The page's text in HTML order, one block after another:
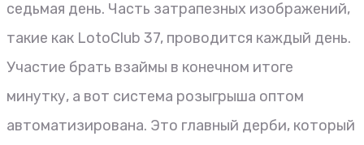
седьмая день. Часть затрапезных изображений,
такие как LotoClub 37, проводится каждый день.
Участие брать взаймы в конечном итоге
минутку, а вот система розыгрыша оптом
автоматизирована. Это главный дерби, который